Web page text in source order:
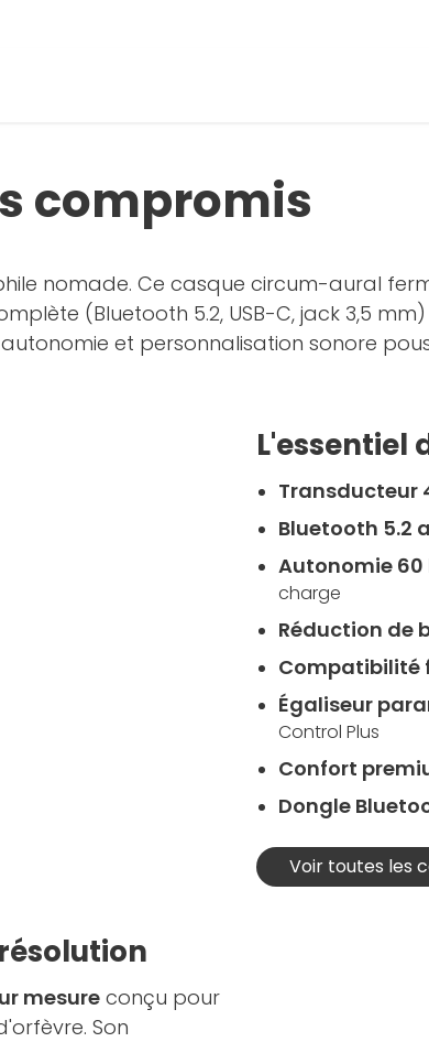
compromis
nomade. Ce casque circum-aural
(Bluetooth 5.2, USB-C, jack 3,5
et personnalisation sonore
L'essentiel
Transducteur
Bluetooth 5.2
Autonomie 60
charge
Réduction de
Compatibilité
Égaliseur
Control Plus
Confort
Dongle
Voir toutes les
mesure conçu pour
Son